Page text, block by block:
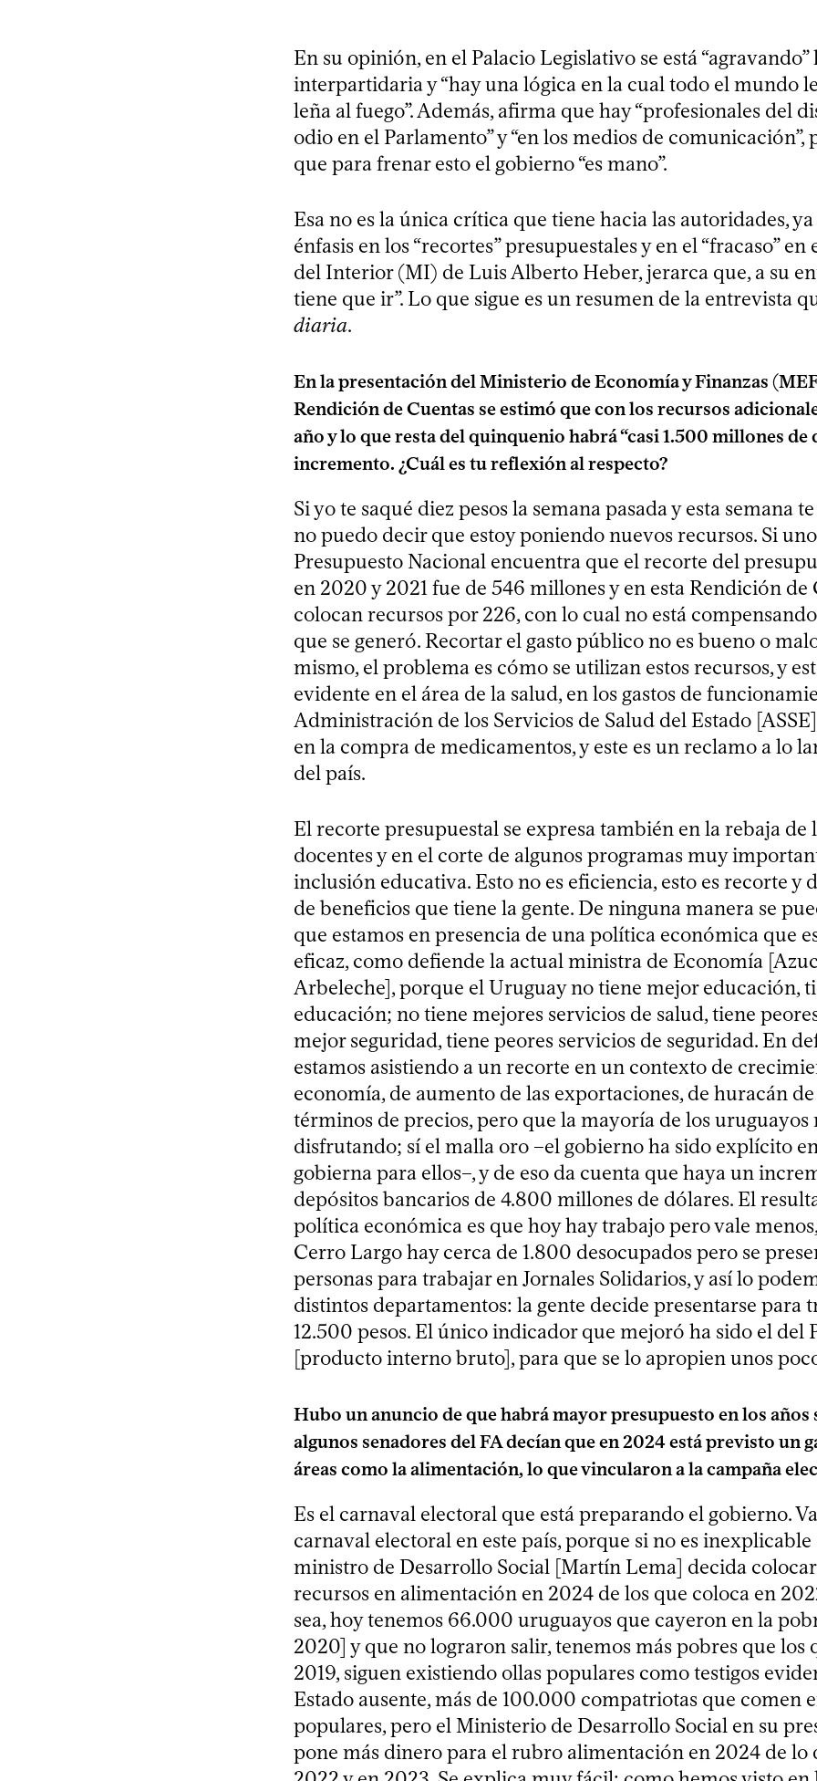
En su opinión, en el Palacio Legislativo se está
interpartidaria y “hay una lógica en la cual todo el mundo
leña al fuego”. Además, afirma que hay “profesionales del
odio en el Parlamento” y “en los medios de comunicación”,
que para frenar esto el gobierno “es mano”.
Esa no es la única crítica que tiene hacia las autoridades,
énfasis en los “recortes” presupuestales y en el “fracaso”
del Interior (MI) de Luis Alberto Heber, jerarca que, a su
tiene que ir”. Lo que sigue es un resumen de la entrevista
diaria.
En la presentación del Ministerio de Economía y Finanzas
Rendición de Cuentas se estimó que con los recursos
año y lo que resta del quinquenio habrá “casi 1.500 millones de
incremento. ¿Cuál es tu reflexión al respecto?
Si yo te saqué diez pesos la semana pasada y esta semana
no puedo decir que estoy poniendo nuevos recursos. Si
Presupuesto Nacional encuentra que el recorte del
en 2020 y 2021 fue de 546 millones y en esta Rendición de
colocan recursos por 226, con lo cual no está
que se generó. Recortar el gasto público no es bueno o
mismo, el problema es cómo se utilizan estos recursos, y
evidente en el área de la salud, en los gastos de
Administración de los Servicios de Salud del Estado
en la compra de medicamentos, y este es un reclamo a lo
del país.
El recorte presupuestal se expresa también en la rebaja de
docentes y en el corte de algunos programas muy
inclusión educativa. Esto no es eficiencia, esto es recorte y
de beneficios que tiene la gente. De ninguna manera se
que estamos en presencia de una política económica que
eficaz, como defiende la actual ministra de Economía
Arbeleche], porque el Uruguay no tiene mejor educación,
educación; no tiene mejores servicios de salud, tiene
mejor seguridad, tiene peores servicios de seguridad. En
estamos asistiendo a un recorte en un contexto de
economía, de aumento de las exportaciones, de huracán
términos de precios, pero que la mayoría de los uruguayos
disfrutando; sí el malla oro –el gobierno ha sido explícito
gobierna para ellos–, y de eso da cuenta que haya un
depósitos bancarios de 4.800 millones de dólares. El
política económica es que hoy hay trabajo pero vale
Cerro Largo hay cerca de 1.800 desocupados pero se
personas para trabajar en Jornales Solidarios, y así lo
distintos departamentos: la gente decide presentarse para
12.500 pesos. El único indicador que mejoró ha sido el del
[producto interno bruto], para que se lo apropien unos
Hubo un anuncio de que habrá mayor presupuesto en los años
algunos senadores del FA decían que en 2024 está previsto un
áreas como la alimentación, lo que vincularon a la campaña
Es el carnaval electoral que está preparando el gobierno.
carnaval electoral en este país, porque si no es inexplicable
ministro de Desarrollo Social [Martín Lema] decida
recursos en alimentación en 2024 de los que coloca en
sea, hoy tenemos 66.000 uruguayos que cayeron en la
2020] y que no lograron salir, tenemos más pobres que los
2019, siguen existiendo ollas populares como testigos
Estado ausente, más de 100.000 compatriotas que comen
populares, pero el Ministerio de Desarrollo Social en su
pone más dinero para el rubro alimentación en 2024 de lo